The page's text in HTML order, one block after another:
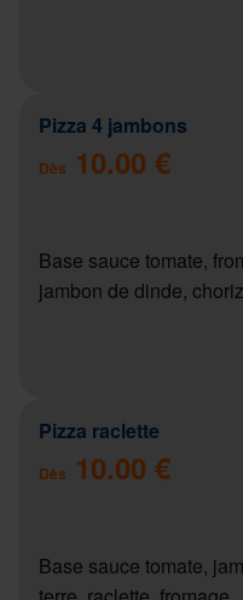
Pizza 4 jambons
Dès 10.00 €
Base sauce tomate,
jambon de dinde,
Pizza raclette
Dès 10.00 €
Base sauce tomate,